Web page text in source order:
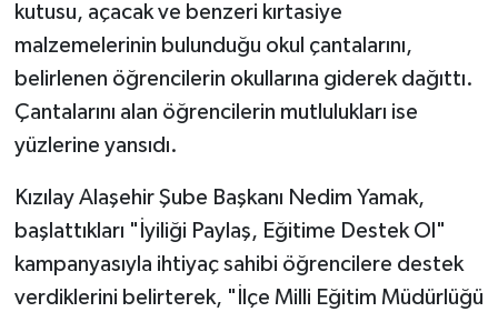
kutusu, açacak ve benzeri kırtasiye
malzemelerinin bulunduğu okul çantalarını,
belirlenen öğrencilerin okullarına giderek dağıttı.
Çantalarını alan öğrencilerin mutlulukları ise
yüzlerine yansıdı.
Kızılay Alaşehir Şube Başkanı Nedim Yamak,
başlattıkları "İyiliği Paylaş, Eğitime Destek Ol"
kampanyasıyla ihtiyaç sahibi öğrencilere destek
verdiklerini belirterek, "İlçe Milli Eğitim Müdürlüğü